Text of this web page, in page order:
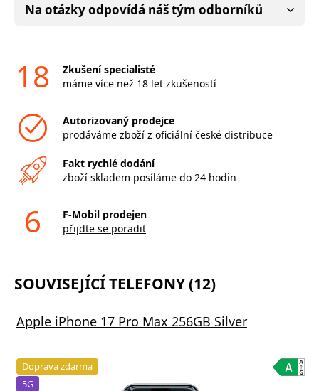
Na otázky odpovídá náš tým odborníků
18
Zkušení specialisté
máme více než 18 let zkušeností
Autorizovaný prodejce
prodáváme zboží z oficiální české distribuce
Fakt rychlé dodání
zboží skladem posíláme do 24 hodin
6
F-Mobil prodejen
přijďte se poradit
SOUVISEJÍCÍ TELEFONY (12)
Apple iPhone 17 Pro Max 256GB Silver
Doprava zdarma
5G